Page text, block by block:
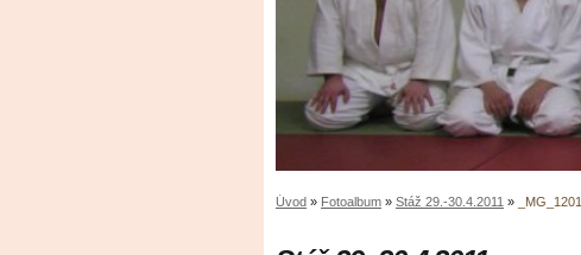
Úvod » Fotoalbum » Stáž 29.-30.4.2011 » _MG_1201